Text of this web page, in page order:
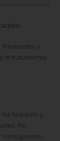
frecuentes y
el tratamiento
brackets y
Así
consiguiente,